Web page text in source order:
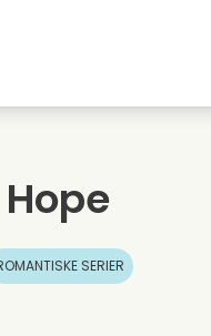
Romantiske
SERIER